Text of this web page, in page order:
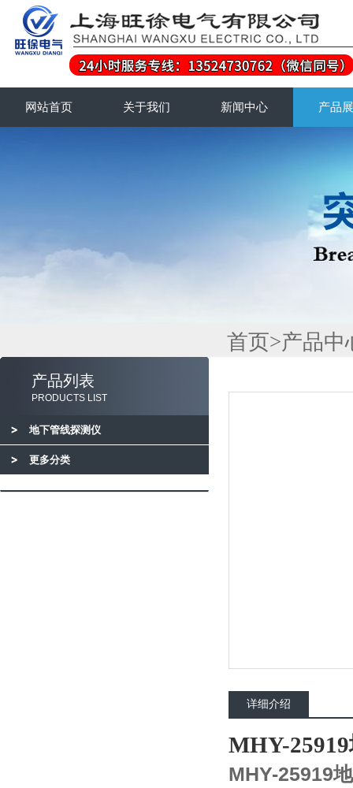
网站首页 关于我们 新闻中心 产品
产品列表
PRODUCTS LIST
地下管线探测仪
更多分类
首页>产品中
详细介绍
MHY-
MHY-25919